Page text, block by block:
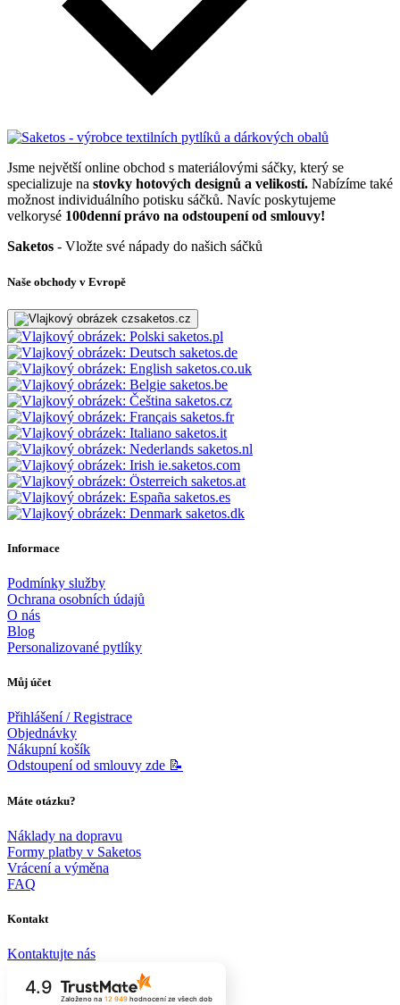
Jsme největší online obchod s materiálovými sáčky, který se
specializuje na stovky hotových designů a velikostí. Nabízíme také
možnost individuálního potisku sáčků. Navíc poskytujeme
velkorysé 100denní právo na odstoupení od smlouvy!
Saketos - Vložte své nápady do našich sáčků
Naše obchody v Evropě
saketos.cz
saketos.pl
saketos.de
saketos.co.uk
saketos.be
saketos.cz
saketos.fr
saketos.it
saketos.nl
ie.saketos.com
saketos.at
saketos.es
saketos.dk
Informace
Podmínky služby
Ochrana osobních údajů
O nás
Blog
Personalizované pytlíky
Můj účet
Přihlášení / Registrace
Objednávky
Nákupní košík
Odstoupení od smlouvy zde 📝
Máte otázku?
Náklady na dopravu
Formy platby v Saketos
Vrácení a výměna
FAQ
Kontakt
Kontaktujte nás
4.9
Založeno na 12 949hodnocení ze všech dob